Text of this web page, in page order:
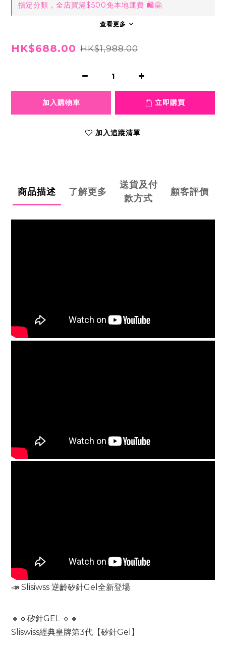
指定分類，全店買滿$500免本地運費 🛍🤗
查看更多
HK$688.00 HK$1,988.00
加入購物車 立即購買
加入追蹤清單
商品描述 了解更多
送貨及付
款方式
顧客評價
📣 Slisiwss 逆齡矽針Gel全新登場
🔸🔹矽針GEL 🔹🔸
Sliswiss經典皇牌第3代【矽針Gel】